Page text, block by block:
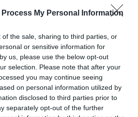
Process My Personal Information
of the sale, sharing to third parties, or
or sensitive information for
us, please use the below opt-out
selection. Please note that after your
you may continue seeing
on personal information utilized by
disclosed to third parties prior to
separately opt-out of the further
były powietrzne.. a Tym
plus zaburzenia wzrokowe :/
i sterydy zero poprawy
czy nie będzie trzeba zrobić
niedrożność nosa
nosowych dolnych metodą
Celon. Ostatni byl 6 tygodni
ma żadnej poprawy.Nos nadal
i muszę cały czas oddychać
odczuwam dusznosci. Co
zrobić w takiej sytuacji?
Problemy z nosem
gość